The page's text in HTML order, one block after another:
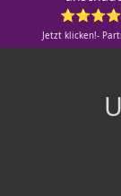
Jetzt klicken!-